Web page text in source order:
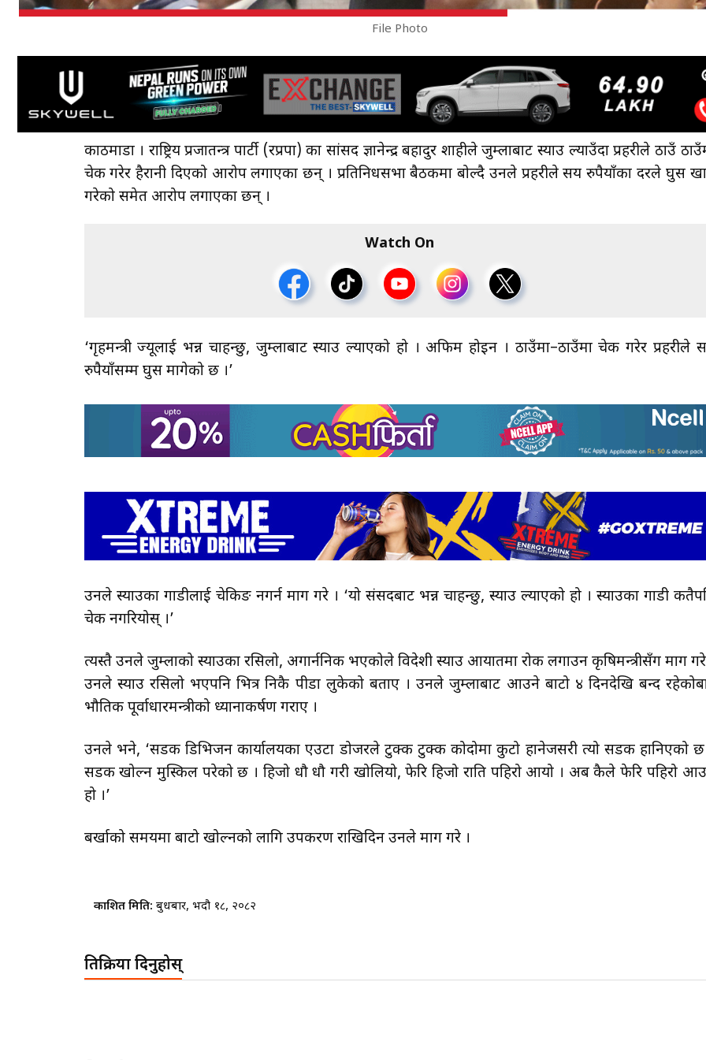
File Photo
काठमाडौँ । राष्ट्रिय प्रजातन्त्र पार्टी (रप्रपा) का सांसद ज्ञानेन्द्र बहादुर शाहीले जुम्लाबाट स्याउ ल्याउँदा प्रहरीले ठाउँ
चेक गरेर हैरानी दिएको आरोप लगाएका छन् । प्रतिनिधसभा बैठकमा बोल्दै उनले प्रहरीले सय रुपैयाँका दरले घुस
गरेको समेत आरोप लगाएका छन् ।
Watch On
‘गृहमन्त्री ज्यूलाई भन्न चाहन्छु, जुम्लाबाट स्याउ ल्याएको हो । अफिम होइन । ठाउँमा–ठाउँमा चेक गरेर प्रहरीले
रुपैयाँसम्म घुस मागेको छ ।’
उनले स्याउका गाडीलाई चेकिङ नगर्न माग गरे । ‘यो संसदबाट भन्न चाहन्छु, स्याउ ल्याएको हो । स्याउका गाडी
चेक नगरियोस् ।’
त्यस्तै उनले जुम्लाको स्याउका रसिलो, अगार्ननिक भएकोले विदेशी स्याउ आयातमा रोक लगाउन कृषिमन्त्रीसँग माग
उनले स्याउ रसिलो भएपनि भित्र निकै पीडा लुकेको बताए । उनले जुम्लाबाट आउने बाटो ४ दिनदेखि बन्द
भौतिक पूर्वाधारमन्त्रीको ध्यानाकर्षण गराए ।
उनले भने, ‘सडक डिभिजन कार्यालयका एउटा डोजरले टुक्क टुक्क कोदोमा कुटो हानेजसरी त्यो सडक हानिएको छ
सडक खोल्न मुस्किल परेको छ । हिजो धौ धौ गरी खोलियो, फेरि हिजो राति पहिरो आयो । अब कैले फेरि पहिरो
हो ।’
बर्खाको समयमा बाटो खोल्नको लागि उपकरण राखिदिन उनले माग गरे ।
प्रकाशित मिति: बुधबार, भदौ १८, २०८२
प्रतिक्रिया दिनुहोस्